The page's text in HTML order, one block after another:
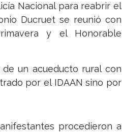
Nacional para reabrir el
Ducruet se reunió con
y el Honorable
un acueducto rural con
por el IDAAN sino por
procedieron a